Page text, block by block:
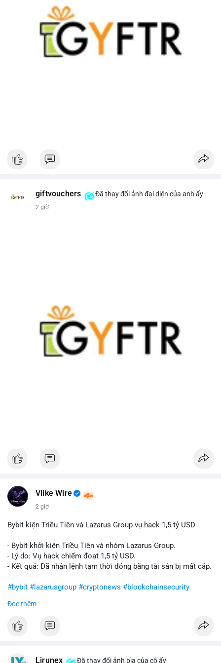
giftvouchers Đã thay đổi ảnh đại diện của anh ấy
2 giờ
Vlike Wire
2 giờ
Bybit kiện Triều Tiên và Lazarus Group vụ hack 1,5 tỷ USD
- Bybit khởi kiện Triều Tiên và nhóm Lazarus Group.
- Lý do: Vụ hack chiếm đoạt 1,5 tỷ USD.
- Kết quả: Đã nhận lệnh tạm thời đóng băng tài sản bị mất cắp.
#bybit #lazarusgroup #cryptonews #blockchainsecurity
$btc $eth
#vlikevn #titanbot
Đọc thêm
Lirunex Đã thay đổi ảnh bìa của cô ấy